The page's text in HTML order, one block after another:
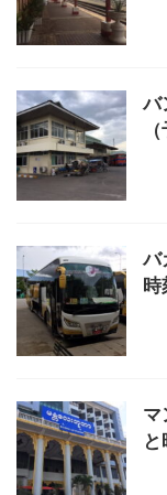
バ
バ
時
マ
と